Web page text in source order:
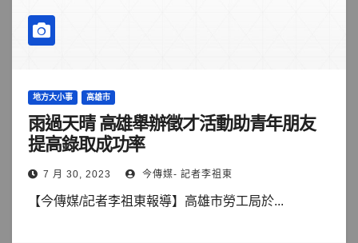
地方大小事 高雄市
雨過天晴 高雄舉辦徵才活動助青年朋友
提高錄取成功率
7 月 30, 2023 今傳媒- 記者李祖東
【今傳媒/記者李祖東報導】高雄市勞工局於...